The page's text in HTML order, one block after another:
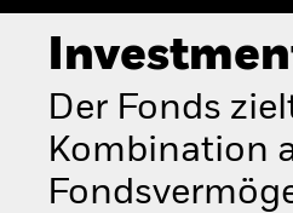
Der Fonds
Kombination